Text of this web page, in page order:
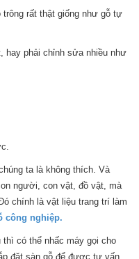
rất thật giống như gỗ tự
hay phải chỉnh sửa nhiều như
ta là không thích. Và
người, con vật, đồ vật, mà
chính là vật liệu trang trí làm
công nghiệp.
có thể nhấc máy gọi cho
đặt sàn gỗ để được tư vấn